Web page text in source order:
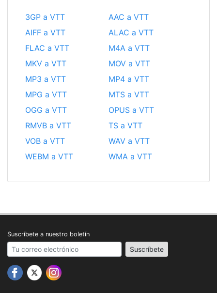
3GP a VTT
AAC a VTT
AIFF a VTT
ALAC a VTT
FLAC a VTT
M4A a VTT
MKV a VTT
MOV a VTT
MP3 a VTT
MP4 a VTT
MPG a VTT
MTS a VTT
OGG a VTT
OPUS a VTT
RMVB a VTT
TS a VTT
VOB a VTT
WAV a VTT
WEBM a VTT
WMA a VTT
Suscríbete a nuestro boletín
Your email address Suscríbete